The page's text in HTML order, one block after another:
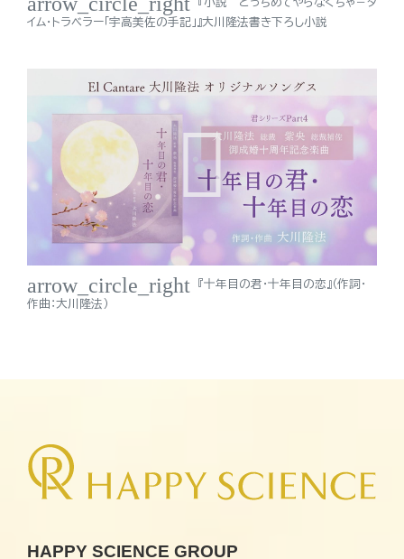
『小説 とっちめてやらなくちゃ－タ
イム・トラベラー「宇高美佐の手記」』大川隆法書き下ろし小説
arrow_circle_right
『十年目の君・十年目の恋』（作詞・
作曲：大川隆法）
HAPPY SCIENCE GROUP